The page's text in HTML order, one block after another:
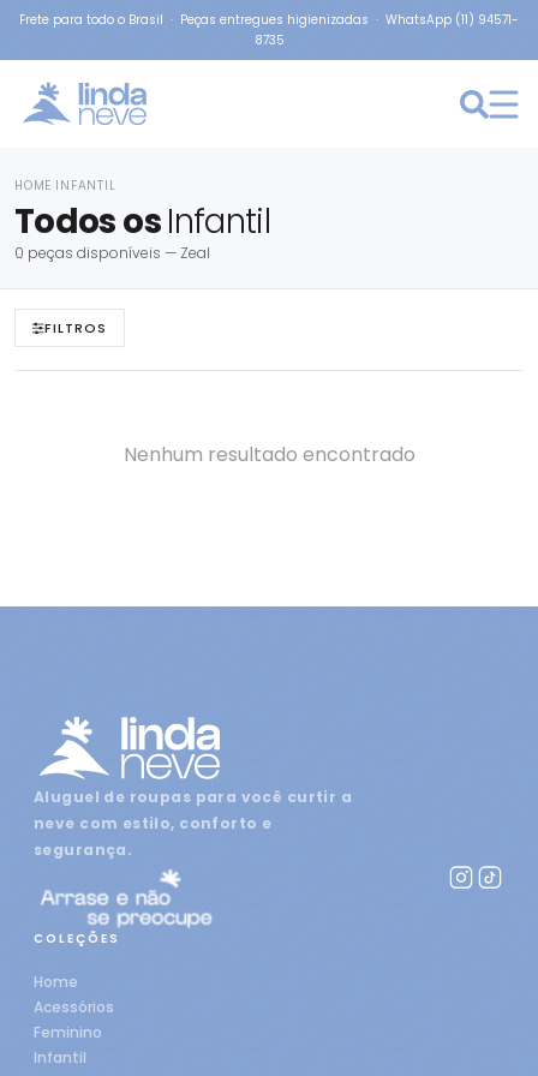
Frete para todo o Brasil · Peças entregues higienizadas · WhatsApp (11) 94571-
8735
HOME INFANTIL
Todos osInfantil
0 peças disponíveis — Zeal
FILTROS
Nenhum resultado encontrado
Aluguel de roupas para você curtir a
neve com estilo, conforto e
segurança.
COLEÇÕES
Home
Acessórios
Feminino
Infantil